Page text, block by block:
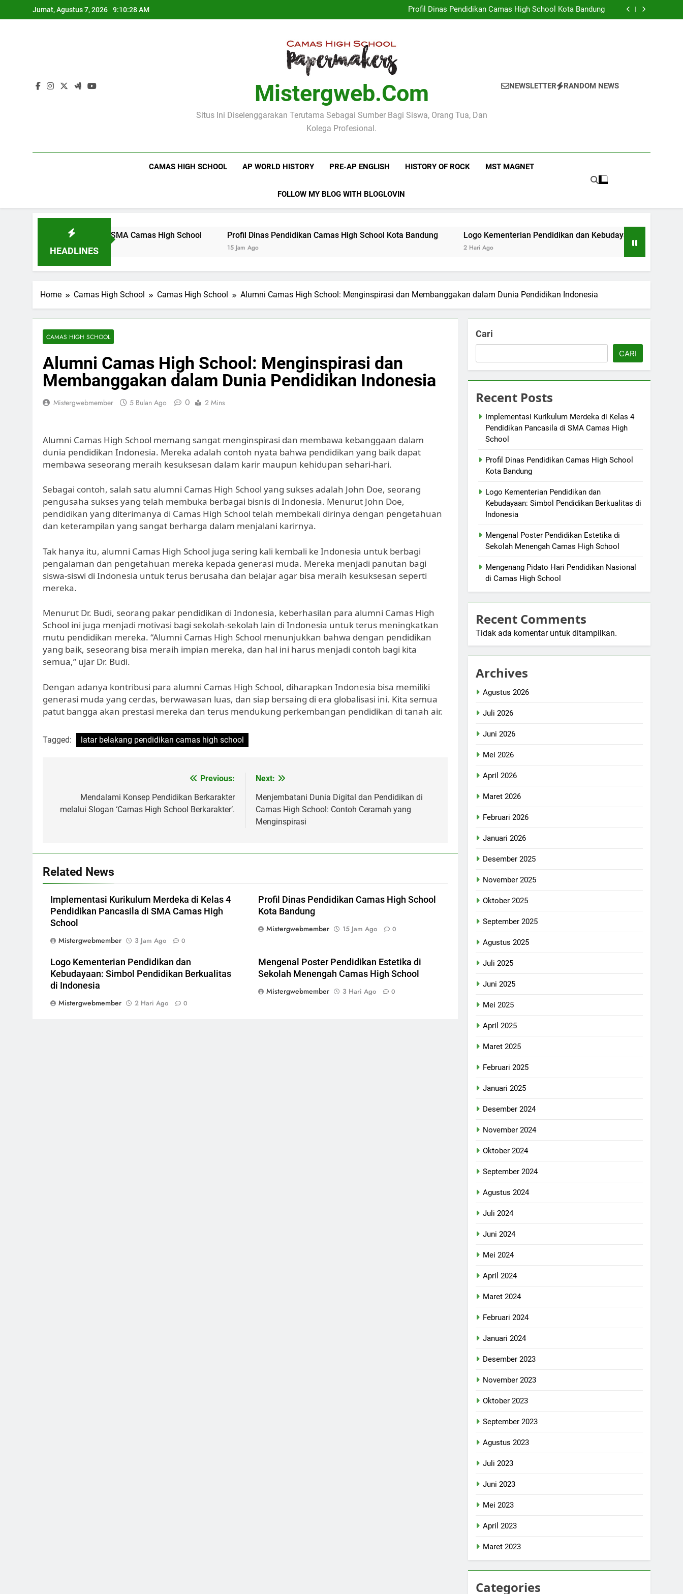
to
Jumat, Agustus 7, 2026 9:10:29 AM
Camas High School
Profil Dinas Pendidikan Camas High School Kota Bandung
Logo Kementerian Pendidikan dan Kebudayaan: Simbol Pendidikan
Logo Kementerian Pendidikan dan Kebudayaan: Simbol Pendidikan
Mengenal Poster Pendidikan Estetika di Sekolah Menengah Camas High
Mistergweb.com
Situs Ini Diselenggarakan Terutama Sebagai Sumber Bagi Siswa, Orang Tua, Dan
Kolega Profesional.
NEWSLETTER RANDOM NEWS
CAMAS HIGH SCHOOL AP WORLD HISTORY PRE-AP ENGLISH HISTORY OF ROCK MST MAGNET
FOLLOW MY BLOG WITH BLOGLOVIN
HEADLINES
Pancasila di SMA Camas High School Profil Dinas Pendidikan Camas High School Kota Bandung Logo Kementerian Pendidikan dan Kebudayaan: Simbol Pendidikan
Home Camas High School Camas High School Alumni Camas High School: Menginspirasi dan Membanggakan dalam Dunia Pendidikan Indonesia
CAMAS HIGH SCHOOL
Alumni Camas High School: Menginspirasi dan
Membanggakan dalam Dunia Pendidikan Indonesia
Mistergwebmember 5 Bulan Ago 0 2 Mins
Alumni Camas High School memang sangat menginspirasi dan membawa kebanggaan dalam
dunia pendidikan Indonesia. Mereka adalah contoh nyata bahwa pendidikan yang baik dapat
membawa seseorang meraih kesuksesan dalam karir maupun kehidupan sehari-hari.
Sebagai contoh, salah satu alumni Camas High School yang sukses adalah John Doe, seorang
pengusaha sukses yang telah membuka berbagai bisnis di Indonesia. Menurut John Doe,
pendidikan yang diterimanya di Camas High School telah membekali dirinya dengan pengetahuan
dan keterampilan yang sangat berharga dalam menjalani karirnya.
Tak hanya itu, alumni Camas High School juga sering kali kembali ke Indonesia untuk berbagi
pengalaman dan pengetahuan mereka kepada generasi muda. Mereka menjadi panutan bagi
siswa-siswi di Indonesia untuk terus berusaha dan belajar agar bisa meraih kesuksesan seperti
mereka.
Menurut Dr. Budi, seorang pakar pendidikan di Indonesia, keberhasilan para alumni Camas High
School ini juga menjadi motivasi bagi sekolah-sekolah lain di Indonesia untuk terus meningkatkan
mutu pendidikan mereka. “Alumni Camas High School menunjukkan bahwa dengan pendidikan
yang baik, seseorang bisa meraih impian mereka, dan hal ini harus menjadi contoh bagi kita
semua,” ujar Dr. Budi.
Dengan adanya kontribusi para alumni Camas High School, diharapkan Indonesia bisa memiliki
generasi muda yang cerdas, berwawasan luas, dan siap bersaing di era globalisasi ini. Kita semua
patut bangga akan prestasi mereka dan terus mendukung perkembangan pendidikan di tanah air.
Tagged: latar belakang pendidikan camas high school
Previous:
Mendalami Konsep Pendidikan Berkarakter
melalui Slogan ‘Camas High School Berkarakter’.
Next:
Menjembatani Dunia Digital dan Pendidikan di
Camas High School: Contoh Ceramah yang
Menginspirasi
Related News
Implementasi Kurikulum Merdeka di Kelas 4
Pendidikan Pancasila di SMA Camas High
School
Mistergwebmember
3 Jam Ago 0
Profil Dinas Pendidikan Camas High School
Kota Bandung
Mistergwebmember
15 Jam Ago 0
Logo Kementerian Pendidikan dan
Kebudayaan: Simbol Pendidikan Berkualitas
di Indonesia
Mistergwebmember
2 Hari Ago 0
Mengenal Poster Pendidikan Estetika di
Sekolah Menengah Camas High School
Mistergwebmember
3 Hari Ago 0
Cari
CARI
Recent Posts
Implementasi Kurikulum Merdeka di Kelas 4
Pendidikan Pancasila di SMA Camas High
School
Profil Dinas Pendidikan Camas High School
Kota Bandung
Logo Kementerian Pendidikan dan
Kebudayaan: Simbol Pendidikan Berkualitas di
Indonesia
Mengenal Poster Pendidikan Estetika di
Sekolah Menengah Camas High School
Mengenang Pidato Hari Pendidikan Nasional
di Camas High School
Recent Comments
Tidak ada komentar untuk ditampilkan.
Archives
Agustus 2026
Juli 2026
Juni 2026
Mei 2026
April 2026
Maret 2026
Februari 2026
Januari 2026
Desember 2025
November 2025
Oktober 2025
September 2025
Agustus 2025
Juli 2025
Juni 2025
Mei 2025
April 2025
Maret 2025
Februari 2025
Januari 2025
Desember 2024
November 2024
Oktober 2024
September 2024
Agustus 2024
Juli 2024
Juni 2024
Mei 2024
April 2024
Maret 2024
Februari 2024
Januari 2024
Desember 2023
November 2023
Oktober 2023
September 2023
Agustus 2023
Juli 2023
Juni 2023
Mei 2023
April 2023
Maret 2023
Categories